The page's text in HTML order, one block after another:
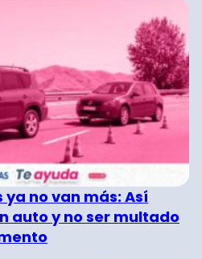
no van más: Así
auto y no ser multado